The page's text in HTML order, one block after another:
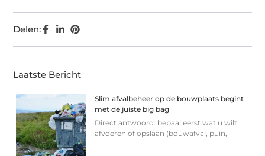
Delen:
Laatste Bericht
Slim afvalbeheer op de bouwplaats begint
met de juiste big bag
Direct antwoord: bepaal eerst wat u wilt
afvoeren of opslaan (bouwafval, puin,